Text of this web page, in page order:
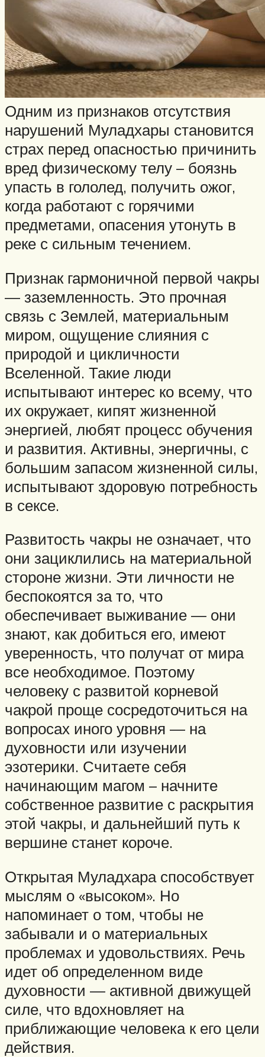
Одним из признаков отсутствия
нарушений Муладхары становится
страх перед опасностью причинить
вред физическому телу – боязнь
упасть в гололед, получить ожог,
когда работают с горячими
предметами, опасения утонуть в
реке с сильным течением.
Признак гармоничной первой чакры
— заземленность. Это прочная
связь с Землей, материальным
миром, ощущение слияния с
природой и цикличности
Вселенной. Такие люди
испытывают интерес ко всему, что
их окружает, кипят жизненной
энергией, любят процесс обучения
и развития. Активны, энергичны, с
большим запасом жизненной силы,
испытывают здоровую потребность
в сексе.
Развитость чакры не означает, что
они зациклились на материальной
стороне жизни. Эти личности не
беспокоятся за то, что
обеспечивает выживание — они
знают, как добиться его, имеют
уверенность, что получат от мира
все необходимое. Поэтому
человеку с развитой корневой
чакрой проще сосредоточиться на
вопросах иного уровня — на
духовности или изучении
эзотерики. Считаете себя
начинающим магом – начните
собственное развитие с раскрытия
этой чакры, и дальнейший путь к
вершине станет короче.
Открытая Муладхара способствует
мыслям о «высоком». Но
напоминает о том, чтобы не
забывали и о материальных
проблемах и удовольствиях. Речь
идет об определенном виде
духовности — активной движущей
силе, что вдохновляет на
приближающие человека к его цели
действия.